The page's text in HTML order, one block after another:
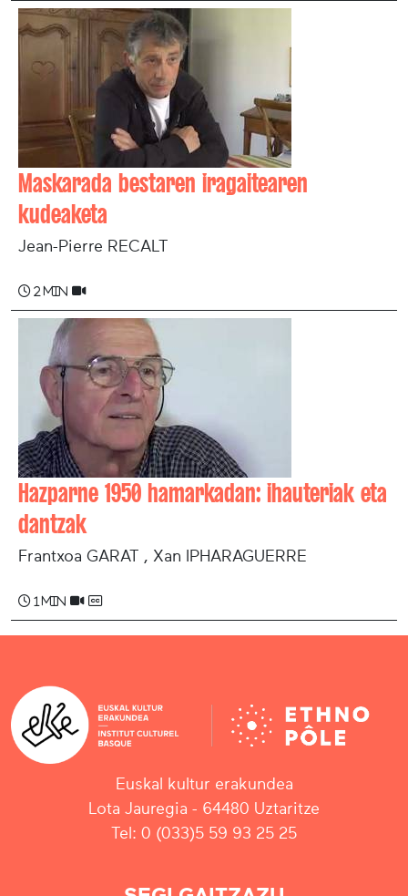
Maskarada bestaren iragaitearen
kudeaketa
Jean-Pierre RECALT
2 min
Hazparne 1950 hamarkadan: ihauteriak eta
dantzak
Frantxoa GARAT , Xan IPHARAGUERRE
1 min
Euskal kultur erakundea
Lota Jauregia - 64480 Uztaritze
Tel: 0 (033)5 59 93 25 25